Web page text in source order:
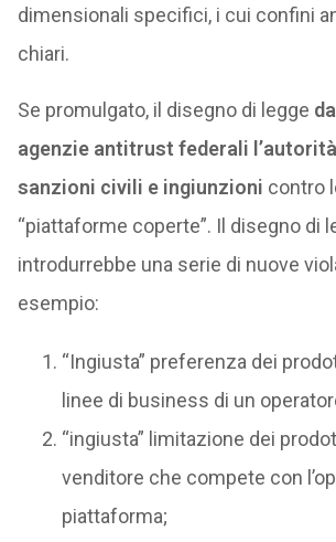
dimensionali specifici, i cui confini
chiari.
Se promulgato, il disegno di legge
agenzie antitrust federali
sanzioni civili e ingiunzioni contro
“piattaforme coperte”. Il disegno di
introdurrebbe una serie di nuove
esempio:
“Ingiusta” preferenza dei
linee di business di un
“ingiusta” limitazione dei
venditore che compete con
piattaforma;